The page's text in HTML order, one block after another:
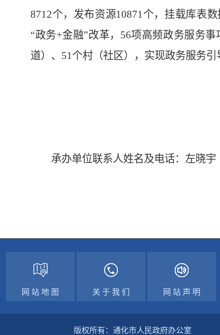
8712个，发布资源10871个，挂载库表
“政务+金融”改革，56项高频政务服务
道）、51个村（社区），实现政务服务
承办单位联系人姓名及电话： 左晓宇
网 站 地 图 关 于 我 们 网 站 声 明
版权所有：通化市人民政府办公室